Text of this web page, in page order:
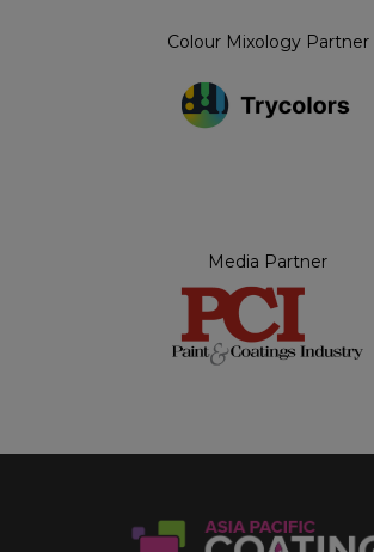
Colour Mixology Partner
Media Partner